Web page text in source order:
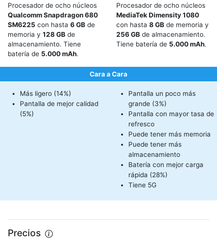
Procesador de ocho núcleos
Qualcomm Snapdragon 680
SM6225 con hasta 6 GB de
memoria y 128 GB de
almacenamiento. Tiene
batería de 5.000 mAh.
Procesador de ocho núcleos
MediaTek Dimensity 1080
con hasta 8 GB de memoria y
256 GB de almacenamiento.
Tiene batería de 5.000 mAh.
Cara a Cara
Más ligero (14%)
Pantalla de mejor calidad
(5%)
Pantalla un poco más
grande (3%)
Pantalla con mayor tasa de
refresco
Puede tener más memoria
Puede tener más
almacenamiento
Batería con mejor carga
rápida (28%)
Tiene 5G
Precios